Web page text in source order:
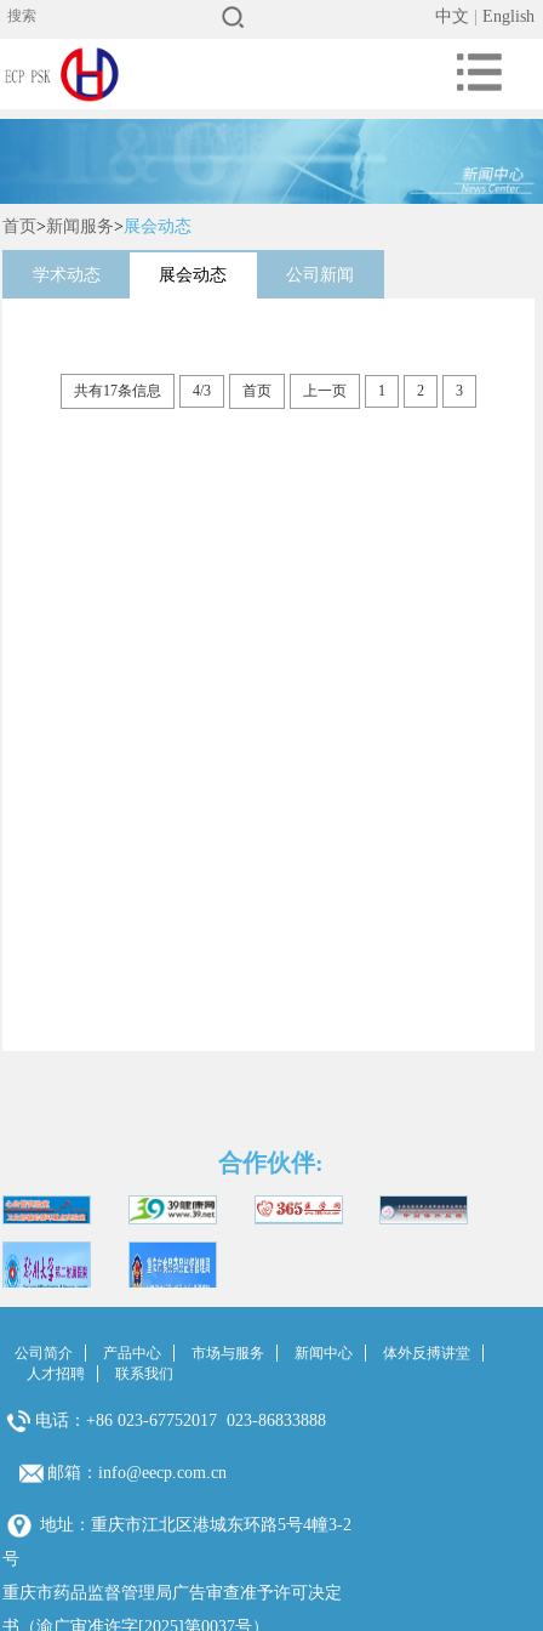
中文 English
首页>新闻服务>展会动态
学术动态 展会动态 公司新闻
共有17条信息 4/3 首页 上一页 1 2 3
合作伙伴:
公司简介 产品中心 市场与服务 新闻中心
体外反搏讲堂
人才招聘
联系我们
电话：+86 023-67752017 023-86833888
邮箱：info@eecp.com.cn
地址：重庆市江北区港城东环路5号4幢3-2
号
重庆市药品监督管理局广告审查准予许可决定
书（渝广审准许字[2025]第0037号）